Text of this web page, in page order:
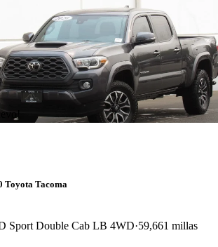
Toyota Tacoma
Sport Double Cab LB 4WD 59,661 millas